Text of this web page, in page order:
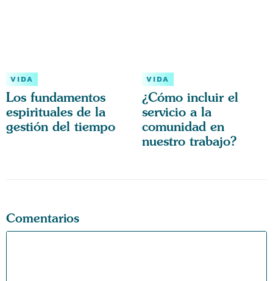
VIDA
Los fundamentos
espirituales de la
gestión del tiempo
VIDA
¿Cómo incluir el
servicio a la
comunidad en
nuestro trabajo?
Comentarios